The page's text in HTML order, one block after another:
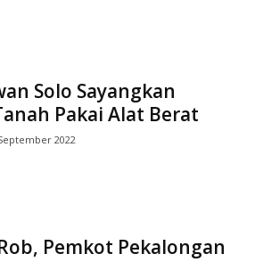
Solo Sayangkan
Pakai Alat Berat
2022
Pemkot Pekalongan